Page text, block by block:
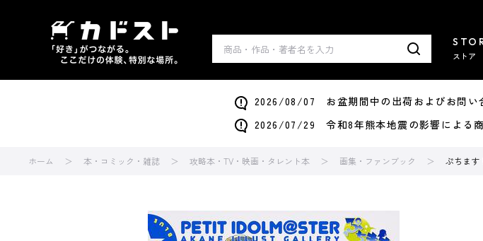
ストア
2026/08/07 お盆期間中の出荷およびお問い
2026/07/29 令和8年熊本地震の影響による
ホーム 本・コミック・雑誌 攻略本・TV・映画・タレント本 画集・ファンブック ぷちま